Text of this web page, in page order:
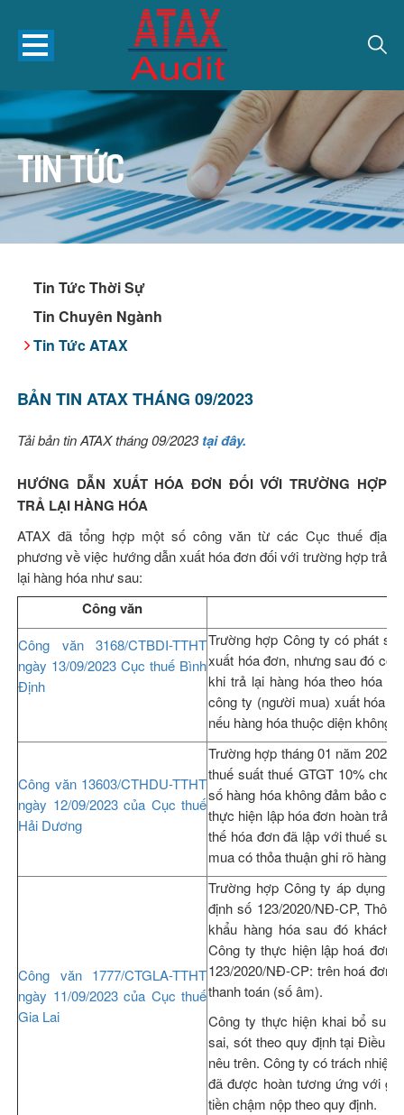
Tin tức
Tin Tức Thời Sự
Tin Chuyên Ngành
Tin Tức ATAX
BẢN TIN ATAX THÁNG 09/2023
Tải bản tin ATAX tháng 09/2023tại đây.
HƯỚNG DẪN XUẤT HÓA ĐƠN ĐỐI VỚI TRƯỜNG HỢP
TRẢ LẠI HÀNG HÓA
ATAX đã tổng hợp một số công văn từ các Cục thuế địa
phương về việc hướng dẫn xuất hóa đơn đối với trường hợp trả
lại hàng hóa như sau:
Công văn
Công văn 3168/CTBDI-TTHT
ngày 13/09/2023 Cục thuế Bình
Định
Trường hợp Công ty có phát
xuất hóa đơn, nhưng sau đó
khi trả lại hàng hóa theo hóa
công ty (người mua) xuất hóa
nếu hàng hóa thuộc diện không
Công văn 13603/CTHDU-TTHT
ngày 12/09/2023 của Cục thuế
Hải Dương
Trường hợp tháng 01 năm 2023
thuế suất thuế GTGT 10% cho
số hàng hóa không đảm bảo
thực hiện lập hóa đơn hoàn trả
thế hóa đơn đã lập với thuế
mua có thỏa thuận ghi rõ hàng
Công văn 1777/CTGLA-TTHT
ngày 11/09/2023 của Cục thuế
Gia Lai
Trường hợp Công ty áp dụng
định số 123/2020/NĐ-CP,
khẩu hàng hóa sau đó khách
Công ty thực hiện lập hoá đơn
123/2020/NĐ-CP: trên hoá đơn
thanh toán (số âm).
Công ty thực hiện khai bổ
sai, sót theo quy định tại Điều
nêu trên. Công ty có trách
đã được hoàn tương ứng với
tiền chậm nộp theo quy định.